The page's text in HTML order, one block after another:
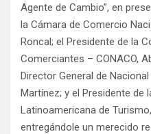
Agente de Cambio”, en
la Cámara de Comercio
Roncal; el Presidente de la
Comerciantes – CONACO,
Director General de
Martínez; y el Presidente de
Latinoamericana de
entregándole un merecido